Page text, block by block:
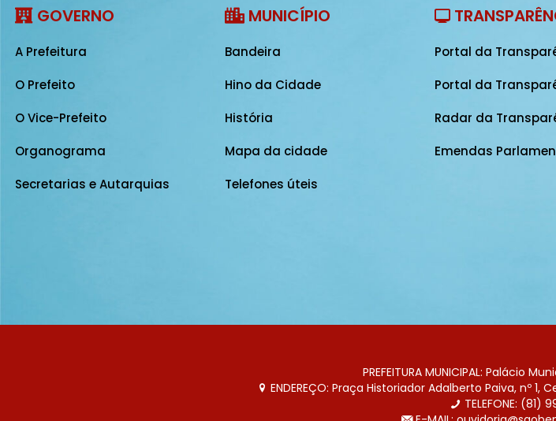
GOVERNO
A Prefeitura
O Prefeito
O Vice-Prefeito
Organograma
Secretarias e Autarquias
MUNICÍPIO
Bandeira
Hino da Cidade
História
Mapa da cidade
Telefones úteis
Portal da
Portal da
Radar da
Emendas
PREFEITURA MUNICIPAL: Palácio
ENDEREÇO: Praça Historiador Adalberto Paiva, nº 1,
TELEFONE: (81)